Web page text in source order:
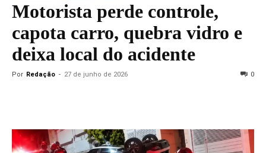
Motorista perde controle,
capota carro, quebra vidro e
deixa local do acidente
Por Redação - 27 de junho de 2026 0